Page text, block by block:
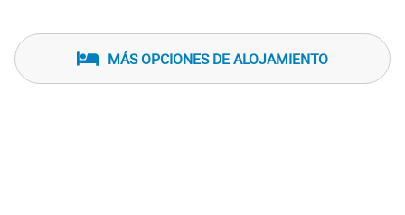
MÁS OPCIONES DE ALOJAMIENTO